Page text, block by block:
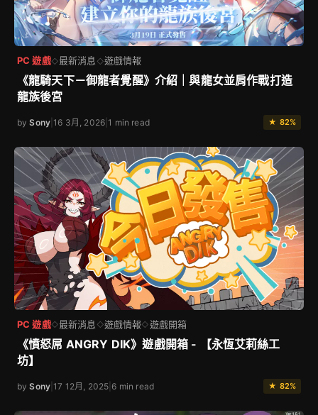
PC 遊戲◇最新消息 ◇遊戲情報
《龍騎天下－御龍者覺醒》介紹｜與龍女並肩作戰打造
龍族後宮
bySony |16 3月, 2026 |1 min read ★ 82%
PC 遊戲◇最新消息 ◇遊戲情報◇遊戲開箱
《憤怒屌 ANGRY DIK》遊戲開箱 - 【永恆艾莉絲工
坊】
bySony |17 12月, 2025 6 min read ★ 82%